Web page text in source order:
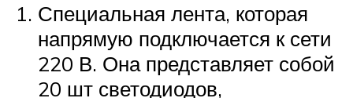
Специальная лента, которая
напрямую подключается к сети
220 В. Она представляет собой
20 шт светодиодов,